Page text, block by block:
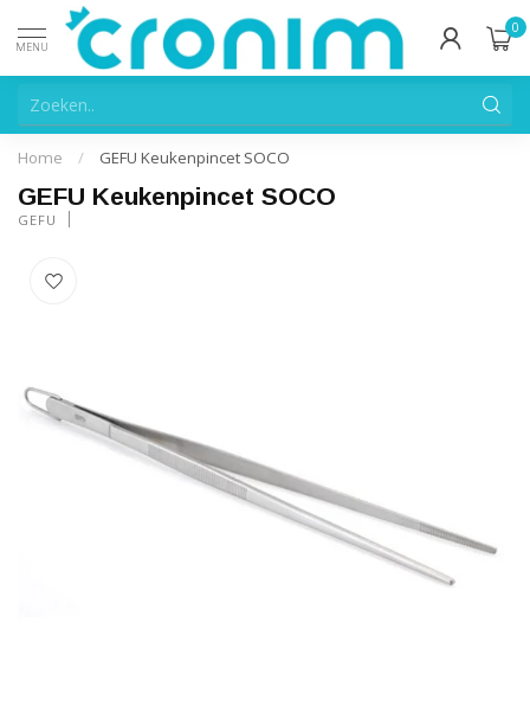
MENU
0
Home / GEFU Keukenpincet SOCO
GEFU Keukenpincet SOCO
GEFU